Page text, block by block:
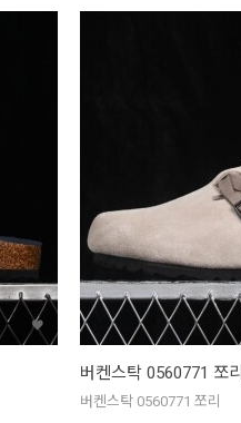
버켄스탁 0560771 쪼리
버켄스탁 0560771 쪼리